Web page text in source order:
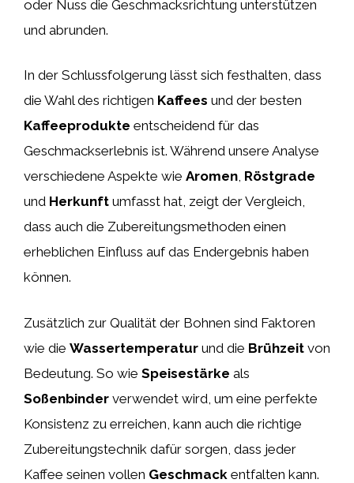
oder Nuss die Geschmacksrichtung unterstützen
und abrunden.
In der Schlussfolgerung lässt sich festhalten, dass
die Wahl des richtigen Kaffees und der besten
Kaffeeprodukte entscheidend für das
Geschmackserlebnis ist. Während unsere Analyse
verschiedene Aspekte wie Aromen, Röstgrade
und Herkunft umfasst hat, zeigt der Vergleich,
dass auch die Zubereitungsmethoden einen
erheblichen Einfluss auf das Endergebnis haben
können.
Zusätzlich zur Qualität der Bohnen sind Faktoren
wie die Wassertemperatur und die Brühzeit von
Bedeutung. So wie Speisestärke als
Soßenbinder verwendet wird, um eine perfekte
Konsistenz zu erreichen, kann auch die richtige
Zubereitungstechnik dafür sorgen, dass jeder
Kaffee seinen vollen Geschmack entfalten kann.